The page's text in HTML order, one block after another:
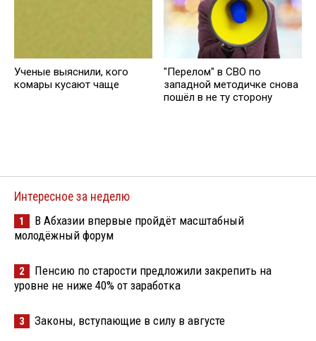
Ученые выяснили, кого
комары кусают чаще
"Перелом" в СВО по
западной методичке снова
пошёл в не ту сторону
Интересное за неделю
1
В Абхазии впервые пройдёт масштабный
молодёжный форум
2
Пенсию по старости предложили закрепить на
уровне не ниже 40% от заработка
3 Законы, вступающие в силу в августе